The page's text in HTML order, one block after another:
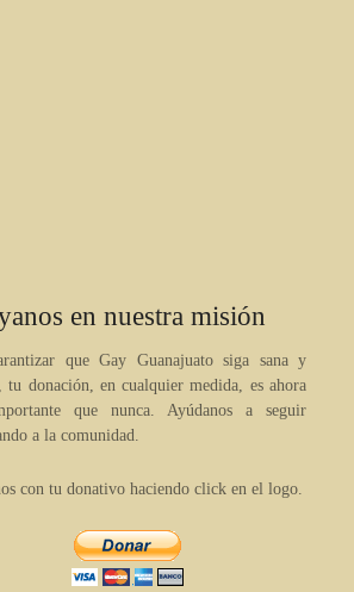
en nuestra misión
que Gay Guanajuato siga sana y
tu donación, en cualquier medida, es ahora
que nunca. Ayúdanos a seguir
a la comunidad.
con tu donativo haciendo click en el logo.